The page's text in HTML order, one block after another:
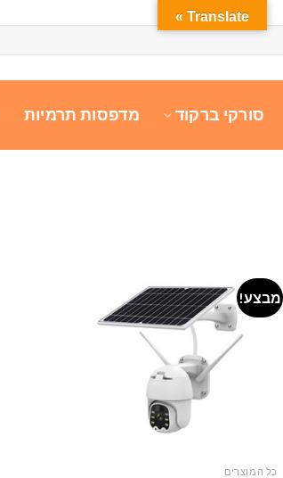
סורקי ברקוד מדפסות תרמיות
מבצע!
כל המוצרים
Translate »